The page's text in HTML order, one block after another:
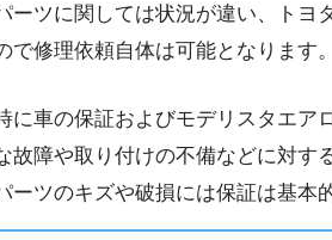
ーツに関しては状況が違い、トヨ
修理依頼自体は可能となります。
に車の保証およびモデリスタエア
故障や取り付けの不備などに対す
ツのキズや破損には保証は基本